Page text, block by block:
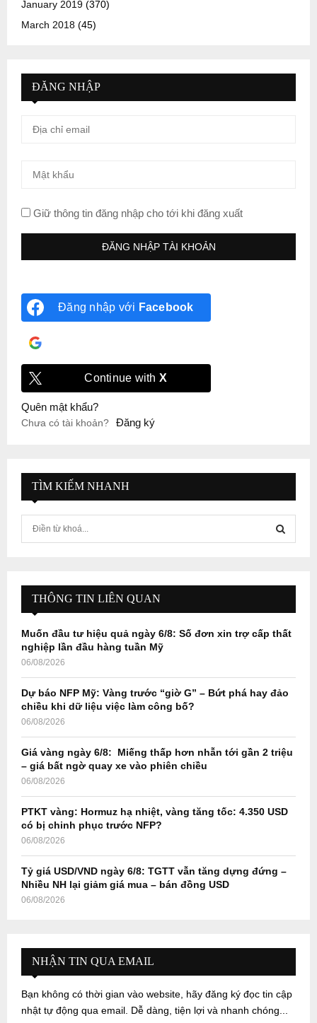
January 2019 (370)
March 2018 (45)
ĐĂNG NHẬP
Giữ thông tin đăng nhập cho tới khi đăng xuất
Đăng nhập với Facebook
Continue with X
Quên mật khẩu?
Chưa có tài khoản? Đăng ký
TÌM KIẾM NHANH
f
r
E
A
H
THÔNG TIN LIÊN QUAN
Muốn đầu tư hiệu quả ngày 6/8: Số đơn xin trợ cấp thất
nghiệp lần đầu hàng tuần Mỹ
06/08/2026
Dự báo NFP Mỹ: Vàng trước “giờ G” – Bứt phá hay đảo
chiều khi dữ liệu việc làm công bố?
06/08/2026
Giá vàng ngày 6/8: Miếng thấp hơn nhẫn tới gần 2 triệu
– giá bất ngờ quay xe vào phiên chiều
06/08/2026
PTKT vàng: Hormuz hạ nhiệt, vàng tăng tốc: 4.350 USD
có bị chinh phục trước NFP?
06/08/2026
Tỷ giá USD/VND ngày 6/8: TGTT vẫn tăng dựng đứng –
Nhiều NH lại giảm giá mua – bán đồng USD
06/08/2026
NHẬN TIN QUA EMAIL
Bạn không có thời gian vào website, hãy đăng ký đọc tin cập
nhật tự động qua email. Dễ dàng, tiện lợi và nhanh chóng...